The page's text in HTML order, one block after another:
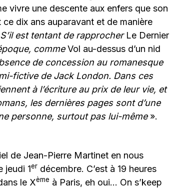
vivre une descente aux enfers que son
dix ans auparavant et de manière
S’il est tentant de rapprocher Le Dernier
commeVol au-dessus d’un nid
de concession au romanesque
fictive de Jack London. Dans ces
à l’écriture au prix de leur vie, et
les dernières pages sont d’une
personne, surtout pas lui-même ».
de Jean-Pierre Martinet en nous
jeudi 1er décembre. C’est à 19 heures
le Xème à Paris, eh oui… On s’keep